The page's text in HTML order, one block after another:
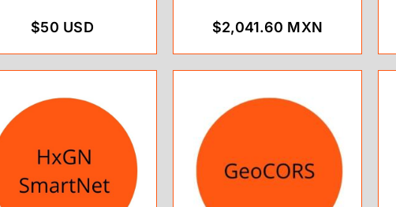
$50 USD $2,041.60 MXN